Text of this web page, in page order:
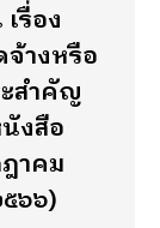
รื่อง
างหรือ
สำคัญ
งสือ
าคม
๖๖)